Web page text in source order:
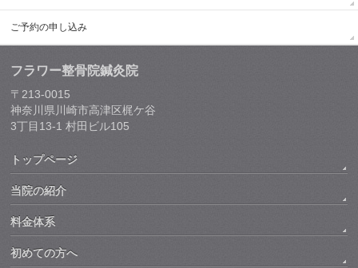
ご予約の申し込み
フラワー整骨院鍼灸院
〒213-0015
神奈川県川崎市高津区梶ケ谷
3丁目13-1 村田ビル105
トップページ
当院の紹介
料金体系
初めての方へ